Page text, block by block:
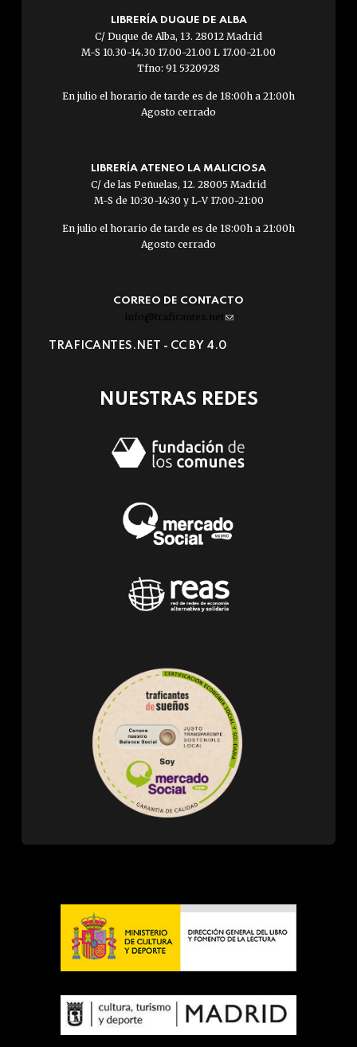
LIBRERÍA DUQUE DE ALBA
C/ Duque de Alba, 13. 28012 Madrid
M-S 10.30-14.30 17.00-21.00 L 17.00-21.00
Tfno: 91 5320928
En julio el horario de tarde es de 18:00h a 21:00h
Agosto cerrado
LIBRERÍA ATENEO LA MALICIOSA
C/ de las Peñuelas, 12. 28005 Madrid
M-S de 10:30-14:30 y L-V 17:00-21:00
En julio el horario de tarde es de 18:00h a 21:00h
Agosto cerrado
CORREO DE CONTACTO
info@traficantes.net (link
e-
TRAFICANTES.NET - CC BY 4.0
NUESTRAS REDES